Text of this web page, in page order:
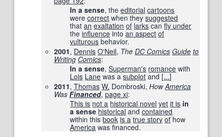
In a sense, theeditorial cartoons
werecorrect when theysuggested
thatan exaltation of larks canfly under
theinfluence intoan aspect of
vulturous behavior.
2001, Dennis O'Neil, The DC Comics Guide to
Writing Comics:
In a sense,Superman's romance with
Lois Lane was asubplot and [...]
2011, Thomas W. Dombroski, HowAmerica
Was Financed, page xi:
This is not a historical novel yet it is in
a sense historical andcontained
within thisbook is a true story of how
America was financed.